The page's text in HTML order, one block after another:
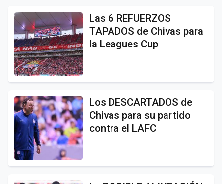
Las 6 REFUERZOS
TAPADOS de Chivas para
la Leagues Cup
Los DESCARTADOS de
Chivas para su partido
contra el LAFC